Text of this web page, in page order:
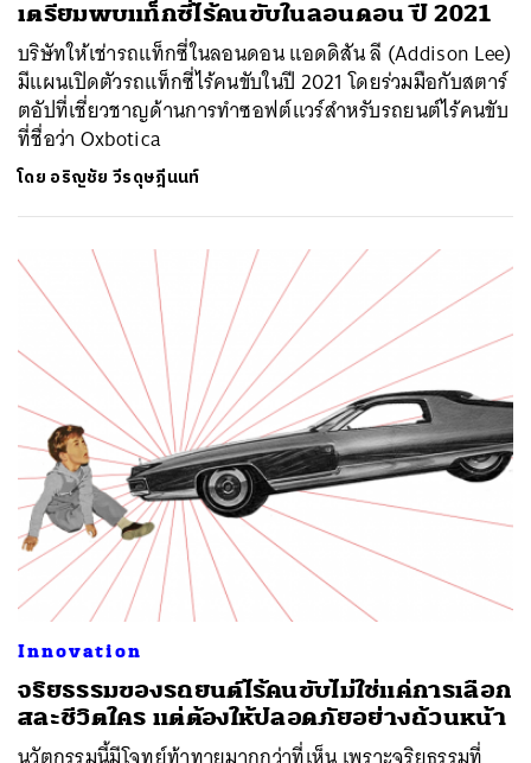
เตรียมพบแท็กซี่ไร้คนขับในลอนดอน ปี 2021
บริษัทให้เช่ารถแท็กซี่ในลอนดอน แอดดิสัน ลี (Addison Lee)
มีแผนเปิดตัวรถแท็กซี่ไร้คนขับในปี 2021 โดยร่วมมือกับสตาร์
ตอัปที่เชี่ยวชาญด้านการทำซอฟต์แวร์สำหรับรถยนต์ไร้คนขับ
ที่ชื่อว่า Oxbotica
โดย อริญชัย วีรดุษฎีนนท์
Innovation
จริยธรรมของรถยนต์ไร้คนขับไม่ใช่แค่การเลือก
สละชีวิตใคร แต่ต้องให้ปลอดภัยอย่างถ้วนหน้า